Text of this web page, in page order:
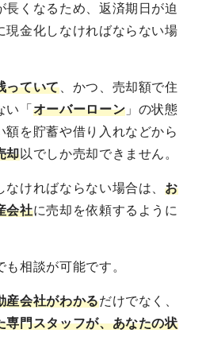
長くなるため、返済期日が迫
現金化しなければならない場
っていて、かつ、売却額で住
「 オーバーローン 」の状態
額を貯蓄や借り入れなどから
却以でしか売却できません。
なければならない場合は、お
会社に売却を依頼するように
も相談が可能です。
産会社がわかるだけでなく、
専門スタッフが、あなたの状